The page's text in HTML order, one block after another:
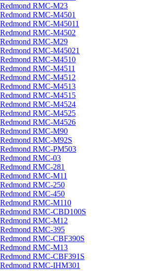
RMC-M23
RMC-M4501
RMC-M45011
RMC-M4502
RMC-M29
RMC-M45021
RMC-M4510
RMC-M4511
RMC-M4512
RMC-M4513
RMC-M4515
RMC-M4524
RMC-M4525
RMC-M4526
RMC-M90
RMC-M92S
RMC-PM503
RMC-03
RMC-281
RMC-M11
RMC-250
RMC-450
RMC-M110
RMC-CBD100S
RMC-M12
RMC-395
RMC-CBF390S
RMC-M13
RMC-CBF391S
RMC-IHM301